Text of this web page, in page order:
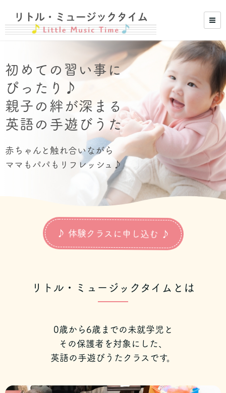
初めての習い事に
ぴったり♪
親子の絆が深まる
英語の手遊びうた
赤ちゃんと触れ合いながら
ママもパパもリフレッシュ♪
♪ 体験クラスに申し込む ♪
リトル・ミュージックタイムとは
0歳から6歳までの未就学児と
その保護者を対象にした、
英語の手遊びうたクラスです。